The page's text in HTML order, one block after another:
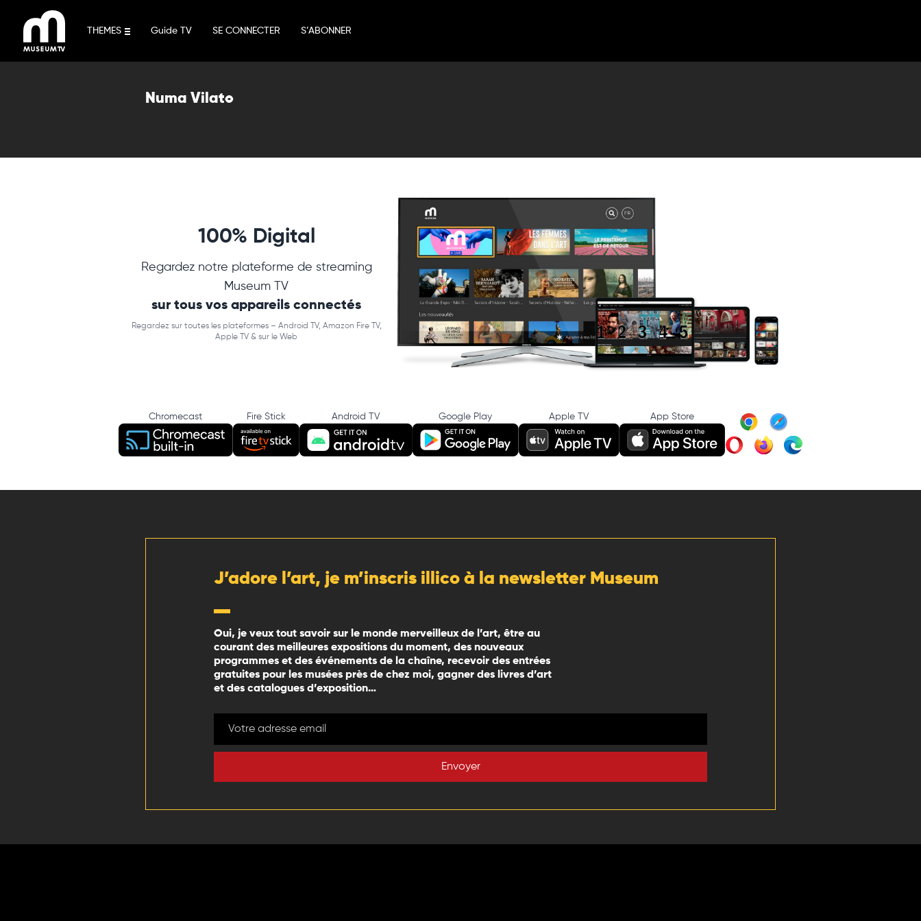
contenu
THEMES Guide TV SE CONNECTER S’ABONNER
Numa Vilato
100% Digital
Regardez notre plateforme de streaming
Museum TV
sur tous vos appareils connectés
Regardez sur toutes les plateformes – Android TV, Amazon Fire TV,
Apple TV & sur le Web
Chromecast Fire Stick Android TV Google Play Apple TV App Store
J’adore l’art, je m’inscris illico à la newsletter Museum
Oui, je veux tout savoir sur le monde merveilleux de l’art, être au
courant des meilleures expositions du moment, des nouveaux
programmes et des événements de la chaîne, recevoir des entrées
gratuites pour les musées près de chez moi, gagner des livres d’art
et des catalogues d’exposition…
Envoyer